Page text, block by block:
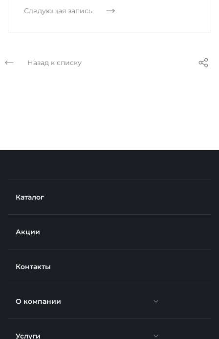
Следующая запись
Назад к списку
Каталог
Акции
Контакты
О компании
Новости
Услуги